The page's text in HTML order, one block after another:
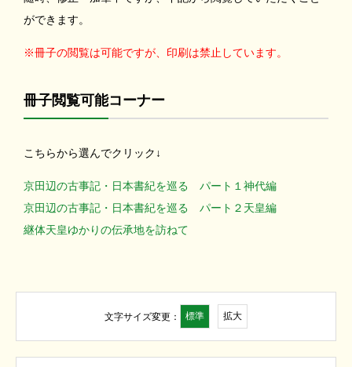
ができます。
※冊子の閲覧は可能ですが、印刷は禁止しています。
冊子閲覧可能コーナー
こちらから選んでクリック↓
京田辺の古事記・日本書紀を巡る パート１神代編
京田辺の古事記・日本書紀を巡る パート２天皇編
継体天皇ゆかりの伝承地を訪ねて
文字サイズ変更： 標準 拡大